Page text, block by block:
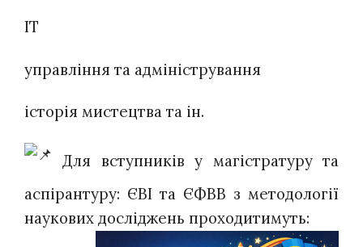
ІТ
управління та адміністрування
історія мистецтва та ін.
Для вступників у магістратуру та
аспірантуру: ЄВІ та ЄФВВ з методології
наукових досліджень проходитимуть: